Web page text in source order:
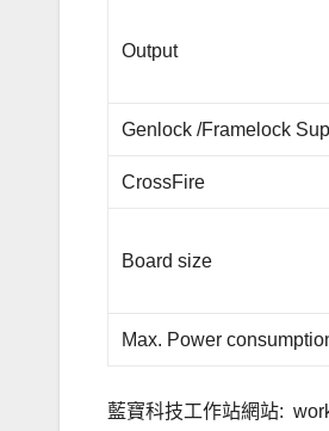
Output
Genlock /Framelock
CrossFire
Board size
Max. Power
藍寶科技工作站網站: